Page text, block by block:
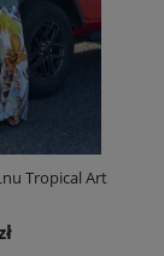
Tropical Art